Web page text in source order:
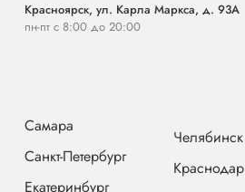
Красноярск, ул. Карла Маркса, д. 93А
пн-пт с 8:00 до 20:00
Самара
Санкт-Петербург
Екатеринбург
Челябинск
Краснодар